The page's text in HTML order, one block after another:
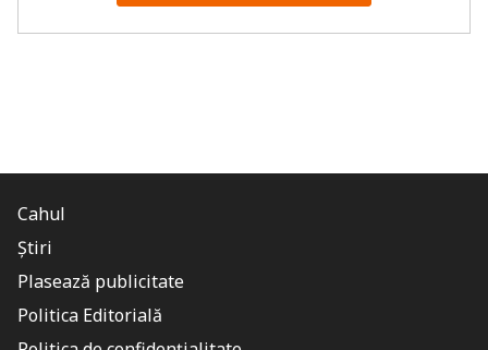
Cahul
Știri
Plasează publicitate
Politica Editorială